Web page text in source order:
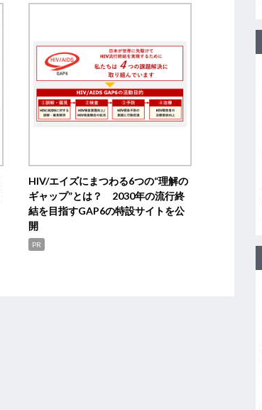
HIV/エイズにまつわる6つの“理解の
ギャップ”とは？ 2030年の流行終
結を目指すGAP6の特設サイトを公
開
PR